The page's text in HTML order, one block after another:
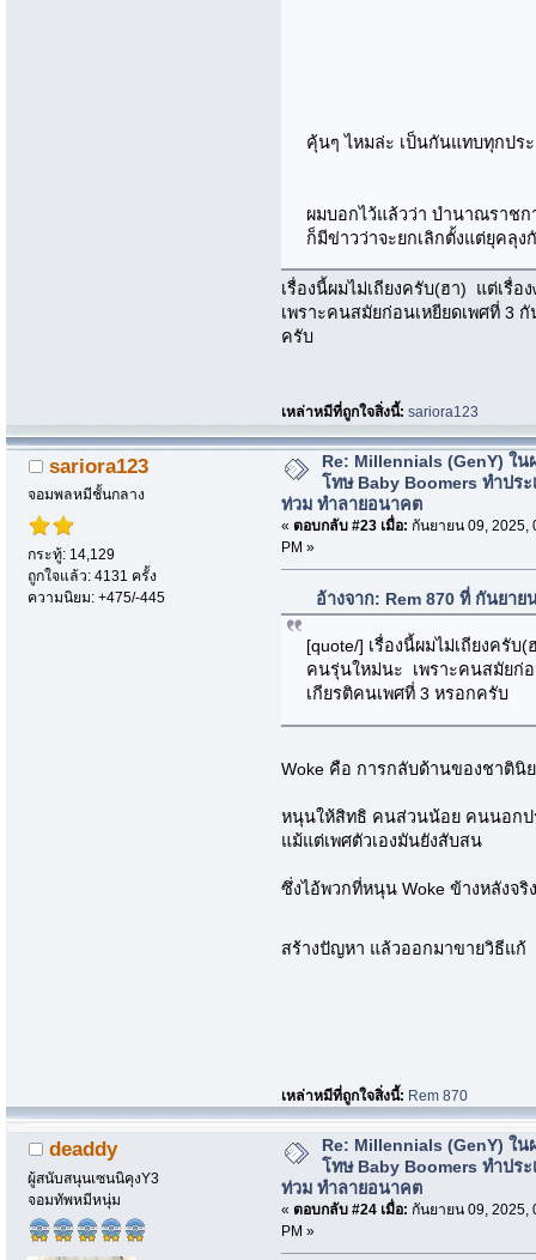
คุ้นๆ ไหมล่ะ เป็นกันแทบทุกประ
ผมบอกไว้แล้วว่า บำนาณราชก
ก็มีข่าวว่าจะยกเลิกตั้งแต่ยุคลุง
เรื่องนี้ผมไม่เถียงครับ(ฮา) แต่เรื่
เพราะคนสมัยก่อนเหยียดเพศที่ 3
ครับ
เหล่าหมีที่ถูกใจสิ่งนี้:sariora123
sariora123
จอมพลหมีชั้นกลาง
กระทู้: 14,129
ถูกใจแล้ว: 4131 ครั้ง
ความนิยม: +475/-445
Re: Millennials (GenY) ใน
โทษ Baby Boomers ทำประ
ท่วม ทำลายอนาคต
« ตอบกลับ #23 เมื่อ: กันยายน 09, 2025,
PM »
อ้างจาก: Rem 870 ที่ กันยาย
[quote/] เรื่องนี้ผมไม่เถียงครับ
คนรุ่นใหม่นะ เพราะคนสมัยก่อ
เกียรติคนเพศที่ 3 หรอกครับ
Woke คือ การกลับด้านของชาตินิ
หนุนให้สิทธิ คนส่วนน้อย คนนอกป
แม้แต่เพศตัวเองมันยังสับสน
ซึ่งไอ้พวกที่หนุน Woke ข้างหลังจ
สร้างปัญหา แล้วออกมาขายวิธีแก้
เหล่าหมีที่ถูกใจสิ่งนี้: Rem 870
deaddy
ผู้สนับสนุนเซนนิคุงY3
จอมทัพหมีหนุ่ม
Re: Millennials (GenY) ใน
โทษ Baby Boomers ทำประ
ท่วม ทำลายอนาคต
« ตอบกลับ #24 เมื่อ: กันยายน 09, 2025,
PM »